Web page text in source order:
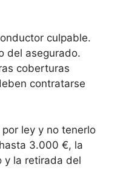
culpable.
del asegurado.
coberturas
contratarse
ley y no tenerlo
3.000 €, la
y la retirada del